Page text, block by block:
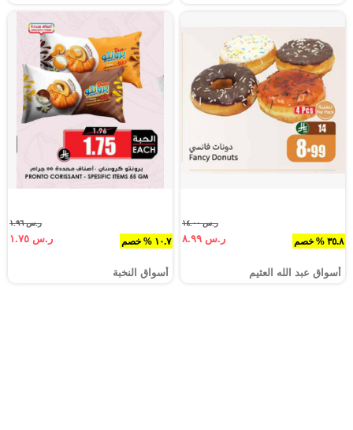
٣٥.٨ % خصم
ر.س ١٤.٠٠
ر.س ٨.٩٩
أسواق عبد الله العثيم
١٠.٧ % خصم
ر.س ١.٩٦
ر.س ١.٧٥
أسواق النخبة